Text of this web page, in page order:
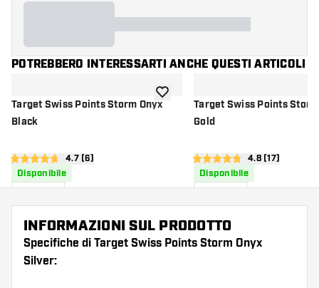
POTREBBERO INTERESSARTI ANCHE QUESTI ARTICOLI
Target Swiss Points Storm Onyx
Black
apri pannello recensioni
4.7 stelle di valutazione
4.7 (6)
Disponibile
aggiungi alla lista dei desideri
Target Swiss Points
Gold
apri pannello
4.8 stelle di valutazione
4.8 (17)
Disponibile
INFORMAZIONI SUL PRODOTTO
Specifiche di Target Swiss Points Storm Onyx
Silver: